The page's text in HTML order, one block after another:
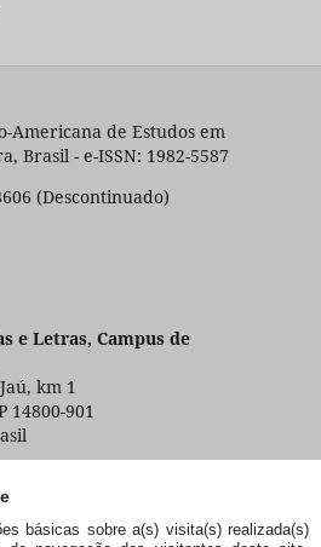
básicas sobre a(s) visita(s) realizada(s)
Americana de Estudos em
Brasil - e-ISSN: 1982-5587
(Descontinuado)
e Letras, Campus de
km 1
14800-901